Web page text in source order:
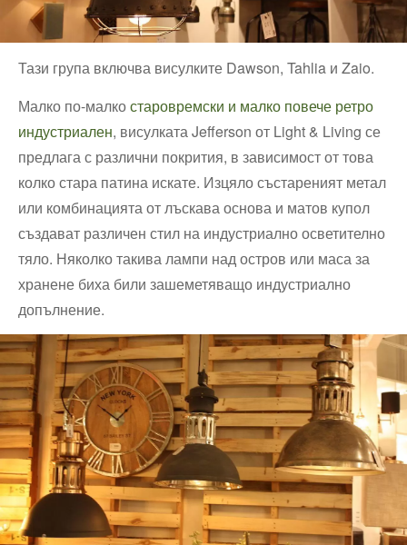
Тази група включва висулките Dawson, Tahlia и Zaio.
Малко по-малкостаровремски и малко повече ретро
индустриален, висулката Jefferson от Light & Living се
предлага с различни покрития, в зависимост от това
колко стара патина искате. Изцяло състареният метал
или комбинацията от лъскава основа и матов купол
създават различен стил на индустриално осветително
тяло. Няколко такива лампи над остров или маса за
хранене биха били зашеметяващо индустриално
допълнение.